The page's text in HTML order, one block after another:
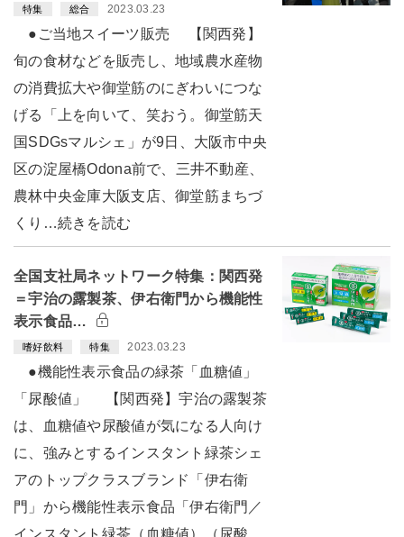
特集 総合 2023.03.23
●ご当地スイーツ販売 【関西発】
旬の食材などを販売し、地域農水産物
の消費拡大や御堂筋のにぎわいにつな
げる「上を向いて、笑おう。御堂筋天
国SDGsマルシェ」が9日、大阪市中央
区の淀屋橋Odona前で、三井不動産、
農林中央金庫大阪支店、御堂筋まちづ
くり…続きを読む
全国支社局ネットワーク特集：関西発
＝宇治の露製茶、伊右衛門から機能性
表示食品…
嗜好飲料 特集 2023.03.23
●機能性表示食品の緑茶「血糖値」
「尿酸値」 【関西発】宇治の露製茶
は、血糖値や尿酸値が気になる人向け
に、強みとするインスタント緑茶シェ
アのトップクラスブランド「伊右衛
門」から機能性表示食品「伊右衛門／